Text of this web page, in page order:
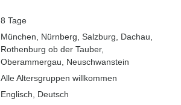
8 Tage
München , Nürnberg , Salzburg , Dachau
Rothenburg ob der Tauber,
Oberammergau , Neuschwanstein
Alle Altersgruppen willkommen
Englisch, Deutsch